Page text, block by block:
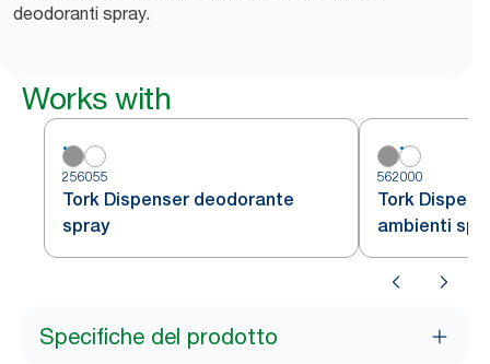
deodoranti spray.
Works with
256055
Tork Dispenser deodorante
spray
562000
Tork
ambienti
ricarica
562000, 6
Specifiche del prodotto